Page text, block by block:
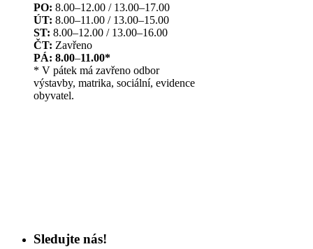
PO: 8.00–12.00 / 13.00–17.00
ÚT: 8.00–11.00 / 13.00–15.00
ST: 8.00–12.00 / 13.00–16.00
ČT: Zavřeno
PÁ: 8.00–11.00*
* V pátek má zavřeno odbor
výstavby, matrika, sociální, evidence
obyvatel.
Sledujte nás!